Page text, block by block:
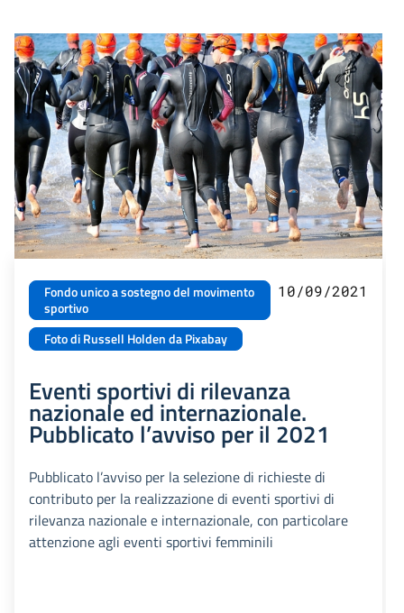
Fondo unico a sostegno del movimento
sportivo
Foto di Russell Holden da Pixabay
10/09/2021
Eventi sportivi di rilevanza
nazionale ed internazionale.
Pubblicato l’avviso per il 2021
Pubblicato l’avviso per la selezione di richieste di
contributo per la realizzazione di eventi sportivi di
rilevanza nazionale e internazionale, con particolare
attenzione agli eventi sportivi femminili